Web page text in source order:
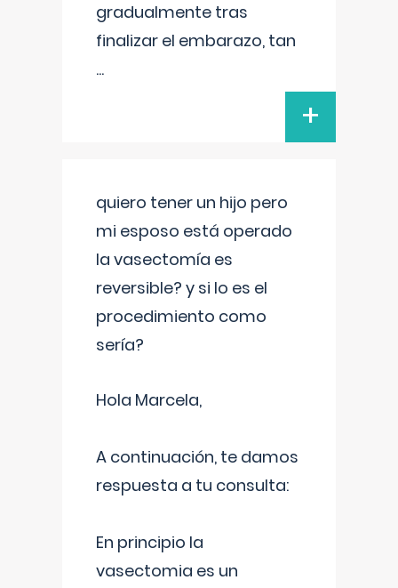
gradualmente tras
finalizar el embarazo, tan
...
+
quiero tener un hijo pero
mi esposo está operado
la vasectomía es
reversible? y si lo es el
procedimiento como
sería?
Hola Marcela,
A continuación, te damos
respuesta a tu consulta:
En principio la
vasectomia es un